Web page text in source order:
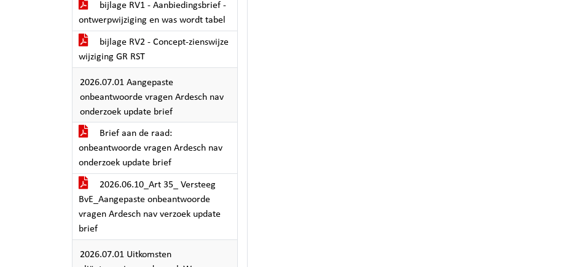
bijlage RV1 - Aanbiedingsbrief -
ontwerpwijziging en was wordt tabel
bijlage RV2 - Concept-zienswijze
wijziging GR RST
2026.07.01 Aangepaste
onbeantwoorde vragen Ardesch nav
onderzoek update brief
Brief aan de raad:
onbeantwoorde vragen Ardesch nav
onderzoek update brief
2026.06.10_Art 35_ Versteeg
BvE_Aangepaste onbeantwoorde
vragen Ardesch nav verzoek update
brief
2026.07.01 Uitkomsten